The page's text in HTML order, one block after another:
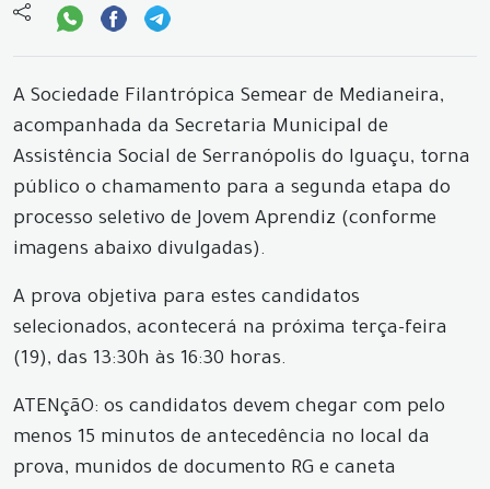
A Sociedade Filantrópica Semear de Medianeira,
acompanhada da Secretaria Municipal de
Assistência Social de Serranópolis do Iguaçu, torna
público o chamamento para a segunda etapa do
processo seletivo de Jovem Aprendiz (conforme
imagens abaixo divulgadas).
A prova objetiva para estes candidatos
selecionados, acontecerá na próxima terça-feira
(19), das 13:30h às 16:30 horas.
ATENçãO: os candidatos devem chegar com pelo
menos 15 minutos de antecedência no local da
prova, munidos de documento RG e caneta